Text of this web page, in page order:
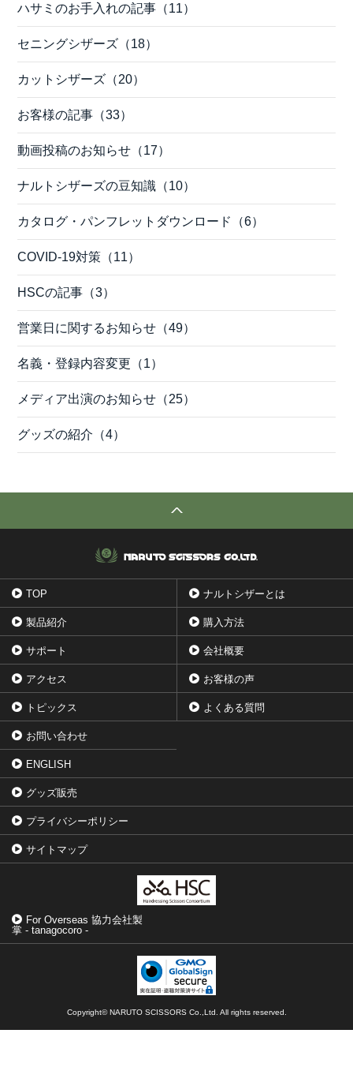
ハサミのお手入れの記事（11）
セニングシザーズ（18）
カットシザーズ（20）
お客様の記事（33）
動画投稿のお知らせ（17）
ナルトシザーズの豆知識（10）
カタログ・パンフレットダウンロード（6）
COVID-19対策（11）
HSCの記事（3）
営業日に関するお知らせ（49）
名義・登録内容変更（1）
メディア出演のお知らせ（25）
グッズの紹介（4）
TOP ナルトシザーとは
製品紹介 購入方法
サポート 会社概要
アクセス お客様の声
トピックス よくある質問
お問い合わせ
ENGLISH
グッズ販売
プライバシーポリシー
サイトマップ
For Overseas 協力会社製
掌 - tanagocoro -
Copyright© NARUTO SCISSORS Co.,Ltd. All rights reserved.